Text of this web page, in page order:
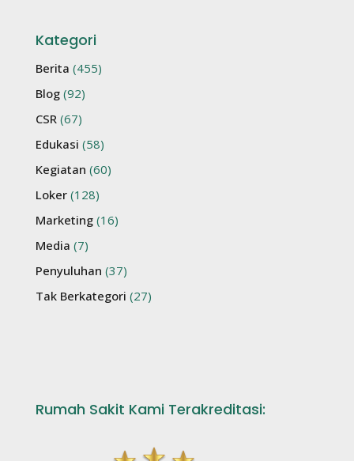
Kategori
Berita (455)
Blog (92)
CSR (67)
Edukasi (58)
Kegiatan (60)
Loker (128)
Marketing (16)
Media (7)
Penyuluhan (37)
Tak Berkategori (27)
Rumah Sakit Kami Terakreditasi: